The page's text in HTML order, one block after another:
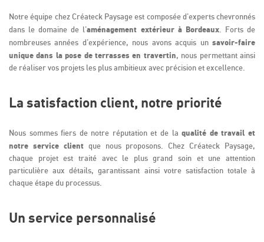
Notre équipe chez Créateck Paysage est composée d'experts chevronnés
dans le domaine de l'aménagement extérieur à Bordeaux. Forts de
nombreuses années d'expérience, nous avons acquis un savoir-faire
unique dans la pose de terrasses en travertin, nous permettant ainsi
de réaliser vos projets les plus ambitieux avec précision et excellence.
La satisfaction client, notre priorité
Nous sommes fiers de notre réputation et de laqualité de travail et
notre service clientque nous proposons. Chez Créateck Paysage,
chaque projet est traité avec le plus grand soin et une attention
particulière aux détails, garantissant ainsi votre satisfaction totale à
chaque étape du processus.
Un service personnalisé